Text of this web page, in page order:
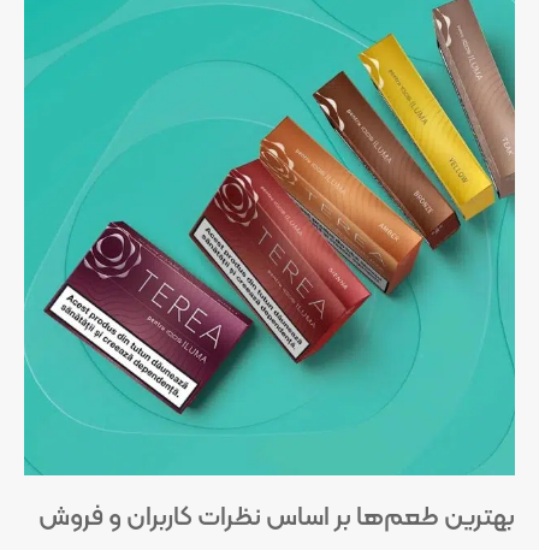
بهترین طعم‌ها بر اساس نظرات کاربران و فروش